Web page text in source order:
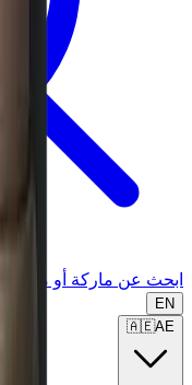
ابحث عن ماركة أو موديل...
EN
🇦🇪AE